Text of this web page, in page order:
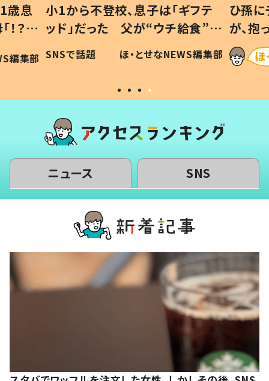
歳息
？」
編集部
小1から不登校、息子は「ギフテ
ッド」だった 父が“ウチ給食”を
作り続ける理由とは #令和の親
#令和の子
SNSで話題 ほ・とせなNEWS編集部
ひ孫
が、
「涙が
い」
ニュース SNS